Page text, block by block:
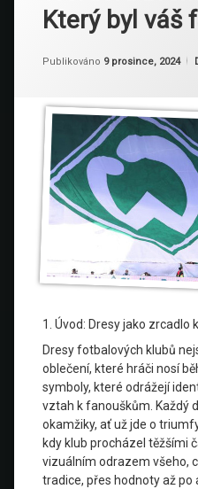
Který byl váš
Publikováno 9 prosince, 2024
1. Úvod: Dresy jako zrcadlo
Dresy fotbalových klubů
oblečení, které hráči nosí
symboly, které odrážejí
vztah k fanouškům. Každý
okamžiky, ať už jde o
kdy klub procházel těžšími
vizuálním odrazem všeho,
tradice, přes hodnoty až po